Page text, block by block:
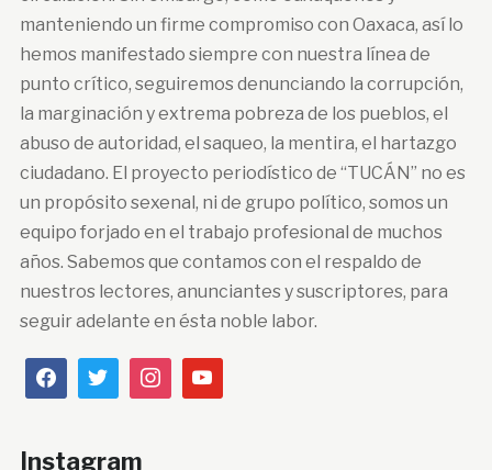
manteniendo un firme compromiso con Oaxaca, así lo
hemos manifestado siempre con nuestra línea de
punto crítico, seguiremos denunciando la corrupción,
la marginación y extrema pobreza de los pueblos, el
abuso de autoridad, el saqueo, la mentira, el hartazgo
ciudadano. El proyecto periodístico de “TUCÁN” no es
un propósito sexenal, ni de grupo político, somos un
equipo forjado en el trabajo profesional de muchos
años. Sabemos que contamos con el respaldo de
nuestros lectores, anunciantes y suscriptores, para
seguir adelante en ésta noble labor.
Instagram